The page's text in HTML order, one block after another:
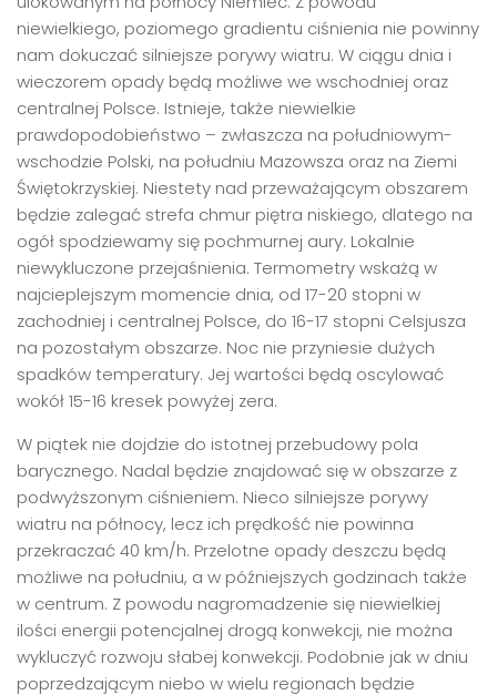
niewielkiego, poziomego gradientu ciśnienia nie powinny
nam dokuczać silniejsze porywy wiatru. W ciągu dnia i
wieczorem opady będą możliwe we wschodniej oraz
centralnej Polsce. Istnieje, także niewielkie
prawdopodobieństwo – zwłaszcza na południowym-
wschodzie Polski, na południu Mazowsza oraz na Ziemi
Świętokrzyskiej. Niestety nad przeważającym obszarem
będzie zalegać strefa chmur piętra niskiego, dlatego na
ogół spodziewamy się pochmurnej aury. Lokalnie
niewykluczone przejaśnienia. Termometry wskażą w
najcieplejszym momencie dnia, od 17-20 stopni w
zachodniej i centralnej Polsce, do 16-17 stopni Celsjusza
na pozostałym obszarze. Noc nie przyniesie dużych
spadków temperatury. Jej wartości będą oscylować
wokół 15-16 kresek powyżej zera.
W piątek nie dojdzie do istotnej przebudowy pola
barycznego. Nadal będzie znajdować się w obszarze z
podwyższonym ciśnieniem. Nieco silniejsze porywy
wiatru na północy, lecz ich prędkość nie powinna
przekraczać 40 km/h. Przelotne opady deszczu będą
możliwe na południu, a w późniejszych godzinach także
w centrum. Z powodu nagromadzenie się niewielkiej
ilości energii potencjalnej drogą konwekcji, nie można
wykluczyć rozwoju słabej konwekcji. Podobnie jak w dniu
poprzedzającym niebo w wielu regionach będzie